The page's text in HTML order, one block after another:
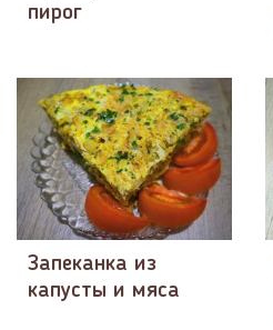
пирог
Запеканка из
капусты и мяса